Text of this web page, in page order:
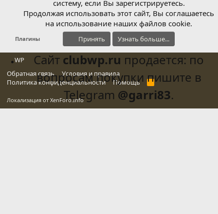
Плагины
WP
Обратная связь
Условия и правила
Политика конфиденциальности
Помощь
R
S
Локализация от XenForo.Info
систему, если Вы зарегистрируетесь.
Продолжая использовать этот сайт, Вы соглашаетесь
на использование наших файлов cookie.
Принять Узнать больше...
Сайт clubwp.ru продается: по
вопросам покупки пишите в
Telegram @garri83.